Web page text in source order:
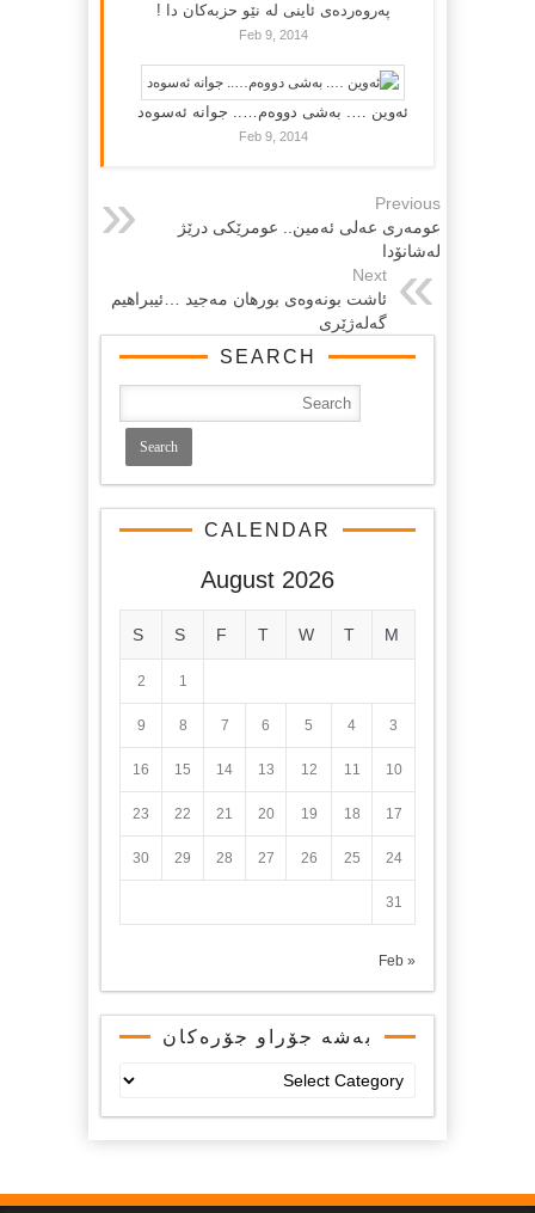
پەروەردەی ئاینی لە نێو حزبەکان دا !
Feb 9, 2014
ئەوین …. بەشی دووەم….. جوانە ئەسوەد
Feb 9, 2014
Previous
عومەرى عەلى ئەمین.. عومرێكى درێژ
لەشانۆدا
Next
ئاشت بونەوەى بورهان مەجید …ئیبراهیم
گەلەژێرى
SEARCH
CALENDAR
August 2026
M
T
W
T
F
S
S
1
2
3
4
5
6
7
8
9
10
11
12
13
14
15
16
17
18
19
20
21
22
23
24
25
26
27
28
29
30
31
« Feb
بەشە جۆراو جۆرەکان
جۆرەکان